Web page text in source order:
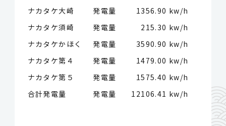
ナカタケ大崎 発電量
1356.90 kw/h
ナカタケ須崎 発電量
215.30 kw/h
ナカタケかほく 発電量
3590.90 kw/h
ナカタケ第４ 発電量
1479.00 kw/h
ナカタケ第５ 発電量
1575.40 kw/h
合計発電量 発電量
12106.41 kw/h